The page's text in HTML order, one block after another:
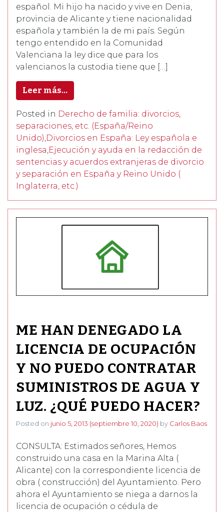
español. Mi hijo ha nacido y vive en Denia,
provincia de Alicante y tiene nacionalidad
española y también la de mi país. Según
tengo entendido en la Comunidad
Valenciana la ley dice que para los
valencianos la custodia tiene que […]
Leer más…
Posted in Derecho de familia: divorcios,
separaciones, etc. (España/Reino
Unido) Divorcios en España: Ley española e
inglesa Ejecución y ayuda en la redacción de
sentencias y acuerdos extranjeras de divorcio
y separación en España y Reino Unido (
Inglaterra, etc.)
ME HAN DENEGADO LA
LICENCIA DE OCUPACIÓN
Y NO PUEDO CONTRATAR
SUMINISTROS DE AGUA Y
LUZ. ¿QUÉ PUEDO HACER?
Posted on junio 5, 2013 (septiembre 10, 2020) by Carlos Baos
CONSULTA: Estimados señores, Hemos
construido una casa en la Marina Alta (
Alicante) con la correspondiente licencia de
obra ( construcción) del Ayuntamiento. Pero
ahora el Ayuntamiento se niega a darnos la
licencia de ocupación o cédula de